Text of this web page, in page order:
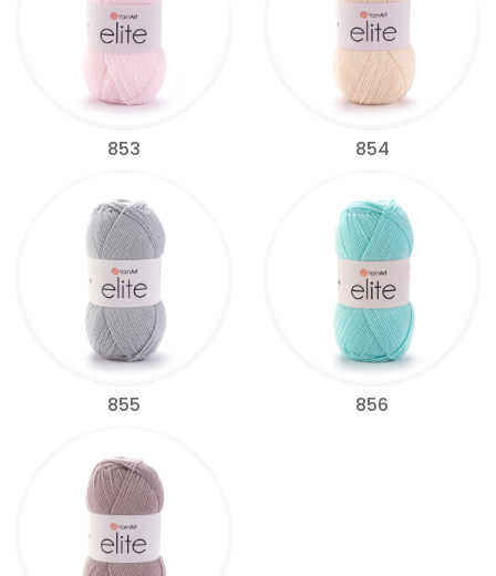
853 854
855 856